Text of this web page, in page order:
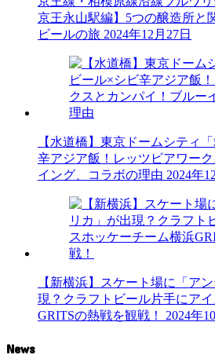
京王永山駅編】5つの醸造所と
ビールの旅 2024年12月27日
【水道橋】東京ドームシティ
辛アジア飯！レッツビアワー
イング、コラボの理由 2024年
【新横浜】スケート場に「ア
現？クラフトビール片手にア
GRITSの熱戦を観戦！
2024年
News